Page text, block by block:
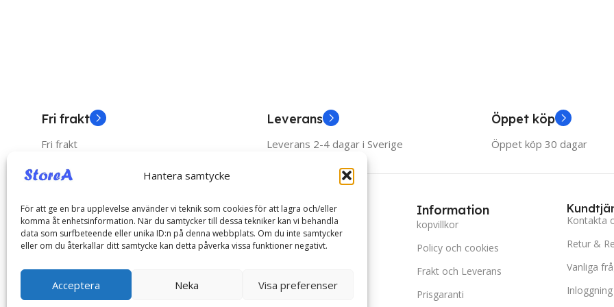
Hantera samtycke
För att ge en bra upplevelse använder vi teknik som cookies för att lagra och/eller
komma åt enhetsinformation. När du samtycker till dessa tekniker kan vi behandla
data som surfbeteende eller unika ID:n på denna webbplats. Om du inte samtycker
eller om du återkallar ditt samtycke kan detta påverka vissa funktioner negativt.
Acceptera Neka Visa preferenser
Fri frakt
Fri frakt
Leverans
Leverans 2-4 dagar i Sverige
Öppet köp
Öppet köp 30 dagar
Categories
Mobiltillbehör
Hälsa & Skönhet
Elektronik
Information
kopvillkor
Policy och cookies
Frakt och Leverans
Prisgaranti
Kontakta
Retur &
Vanliga
Inloggning